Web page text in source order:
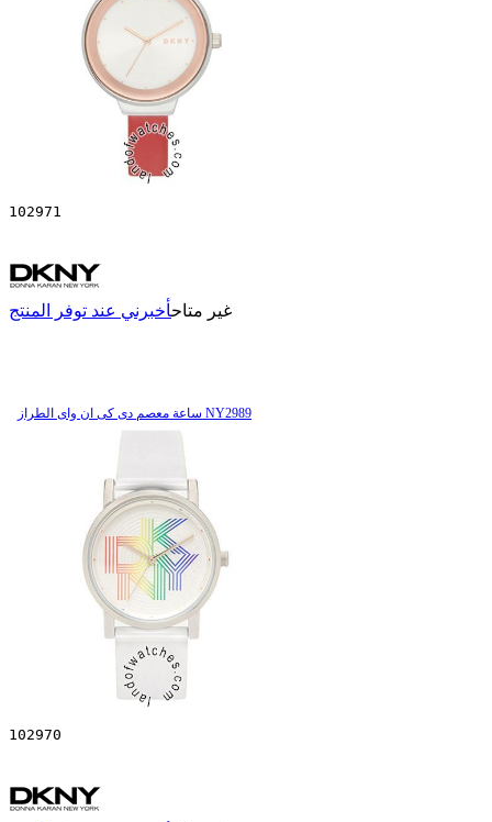
102971
غير متاحأخبرني عند توفر المنتج
ساعة معصم دی کی ان وای الطراز NY2989
102970